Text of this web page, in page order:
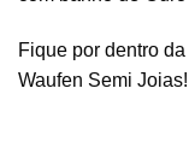
Fique por dentro
Waufen Semi Joias!